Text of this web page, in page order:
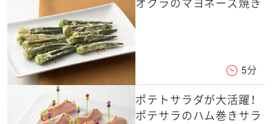
オクラのマヨネーズ焼き
5分
ポテトサラダが大活躍！
ポテサラのハム巻きサラ